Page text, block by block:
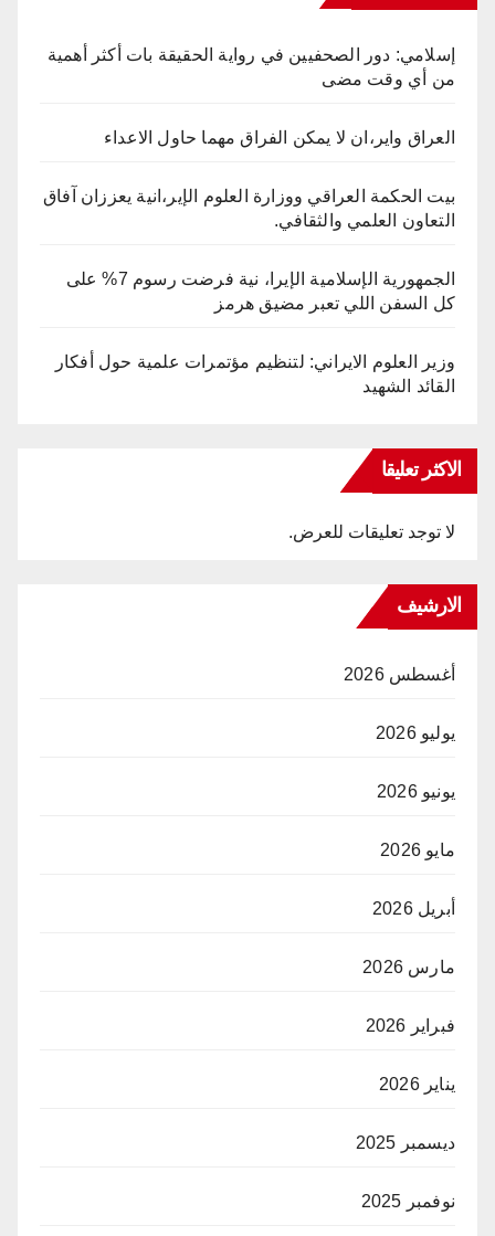
إسلامي: دور الصحفيين في رواية الحقيقة بات أكثر أهمية
من أي وقت مضى
العراق واير،ان لا يمكن الفراق مهما حاول الاعداء
بيت الحكمة العراقي ووزارة العلوم الإير،انية يعززان آفاق
التعاون العلمي والثقافي.
الجمهورية الإسلامية الإيرا، نية فرضت رسوم 7% على
كل السفن اللي تعبر مضيق هرمز
وزير العلوم الايراني: لتنظيم مؤتمرات علمية حول أفكار
القائد الشهيد
الاكثر تعليقا
لا توجد تعليقات للعرض.
الارشيف
أغسطس 2026
يوليو 2026
يونيو 2026
مايو 2026
أبريل 2026
مارس 2026
فبراير 2026
يناير 2026
ديسمبر 2025
نوفمبر 2025